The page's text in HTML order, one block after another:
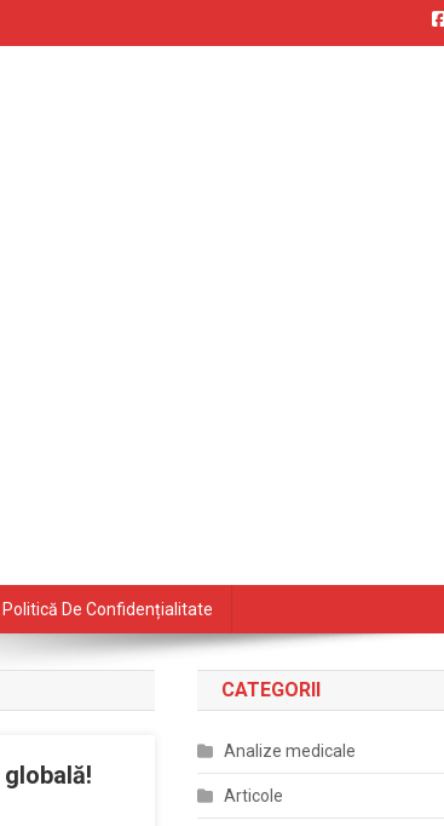
Politică De Confidențialitate
CATEGORII
Analize medicale
Articole